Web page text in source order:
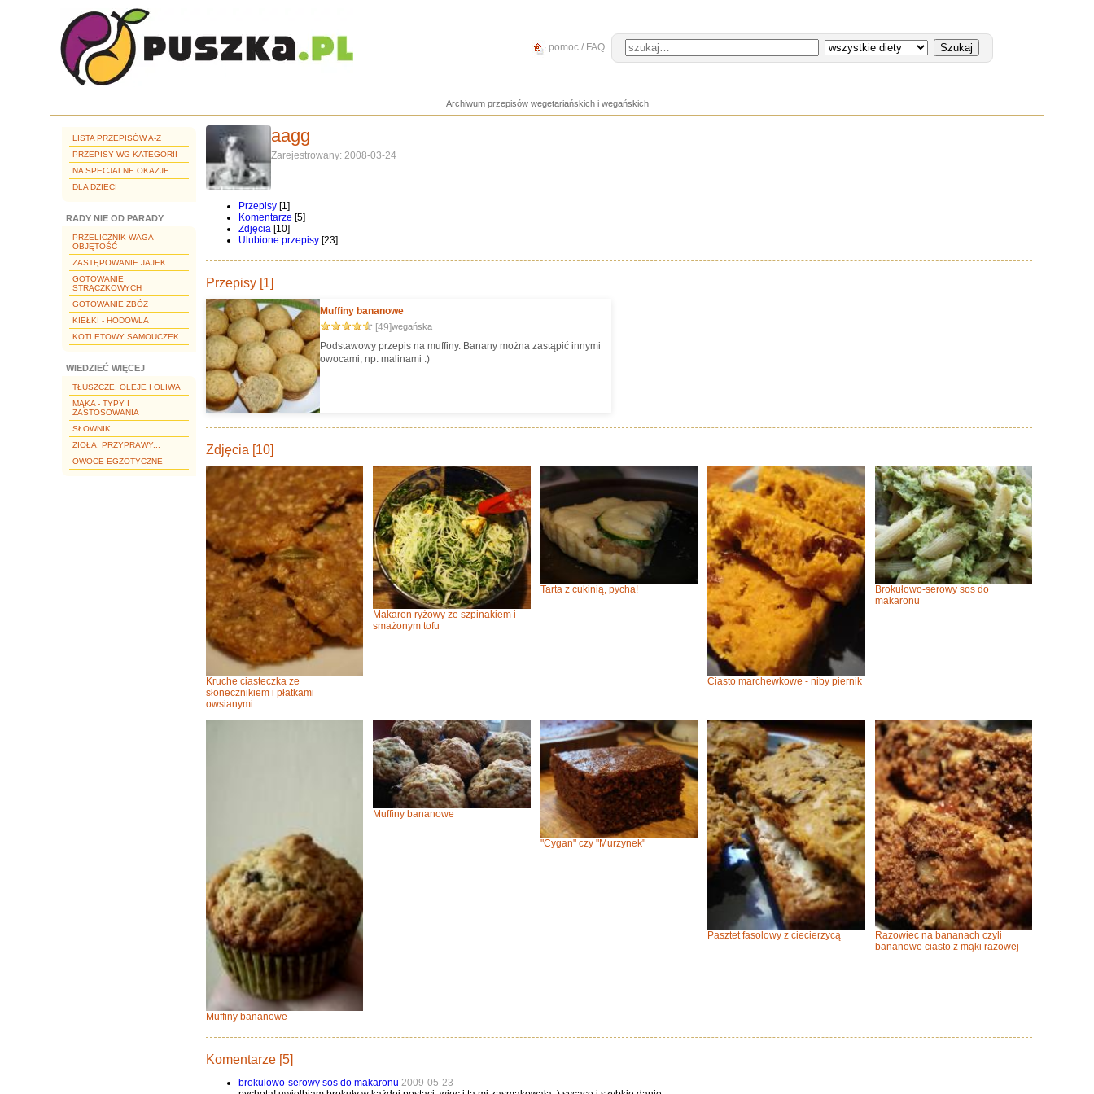
pomoc / FAQ
Archiwum przepisów wegetariańskich i wegańskich
LISTA PRZEPISÓW A-Z
PRZEPISY WG KATEGORII
NA SPECJALNE OKAZJE
DLA DZIECI
RADY NIE OD PARADY
PRZELICZNIK WAGA-
OBJĘTOŚĆ
ZASTĘPOWANIE JAJEK
GOTOWANIE
STRĄCZKOWYCH
GOTOWANIE ZBÓŻ
KIEŁKI - HODOWLA
KOTLETOWY SAMOUCZEK
WIEDZIEĆ WIĘCEJ
TŁUSZCZE, OLEJE I OLIWA
MĄKA - TYPY I
ZASTOSOWANIA
SŁOWNIK
ZIOŁA, PRZYPRAWY...
OWOCE EGZOTYCZNE
aagg
Zarejestrowany: 2008-03-24
Przepisy [1]
Komentarze [5]
Zdjęcia [10]
Ulubione przepisy [23]
Przepisy [1]
Muffiny bananowe
[49]wegańska
Podstawowy przepis na muffiny. Banany można zastąpić innymi
owocami, np. malinami :)
Zdjęcia [10]
Kruche ciasteczka ze
słonecznikiem i płatkami
owsianymi
Makaron ryżowy ze szpinakiem i
smażonym tofu
Tarta z cukinią, pycha!
Ciasto marchewkowe - niby piernik
Brokułowo-serowy sos do
makaronu
Muffiny bananowe
Muffiny bananowe
"Cygan" czy "Murzynek"
Pasztet fasolowy z ciecierzycą
Razowiec na bananach czyli
bananowe ciasto z mąki razowej
Komentarze [5]
brokulowo-serowy sos do makaronu 2009-05-23